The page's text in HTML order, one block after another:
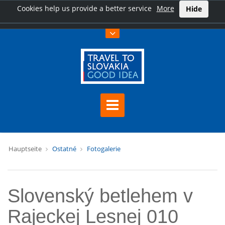
Cookies help us provide a better service More Hide
Hauptseite Ostatné Fotogalerie
Slovenský betlehem v
Rajeckej Lesnej 010